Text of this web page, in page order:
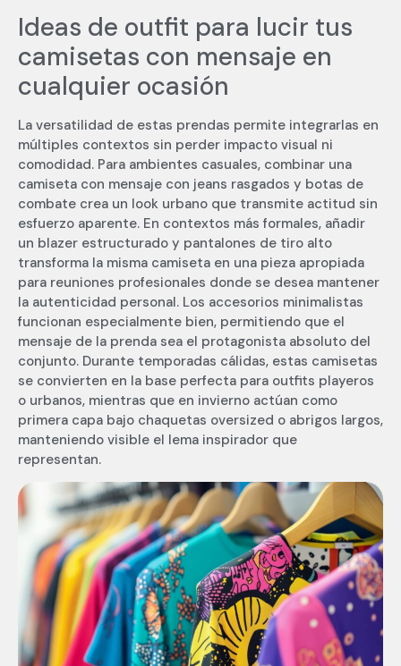
Ideas de outfit para lucir tus
camisetas con mensaje en
cualquier ocasión
La versatilidad de estas prendas permite integrarlas en
múltiples contextos sin perder impacto visual ni
comodidad. Para ambientes casuales, combinar una
camiseta con mensaje con jeans rasgados y botas de
combate crea un look urbano que transmite actitud sin
esfuerzo aparente. En contextos más formales, añadir
un blazer estructurado y pantalones de tiro alto
transforma la misma camiseta en una pieza apropiada
para reuniones profesionales donde se desea mantener
la autenticidad personal. Los accesorios minimalistas
funcionan especialmente bien, permitiendo que el
mensaje de la prenda sea el protagonista absoluto del
conjunto. Durante temporadas cálidas, estas camisetas
se convierten en la base perfecta para outfits playeros
o urbanos, mientras que en invierno actúan como
primera capa bajo chaquetas oversized o abrigos largos,
manteniendo visible el lema inspirador que
representan.